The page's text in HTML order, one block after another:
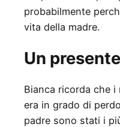
probabilmente
vita della madre.
Un
Bianca ricorda che
era in grado di
padre sono stati i